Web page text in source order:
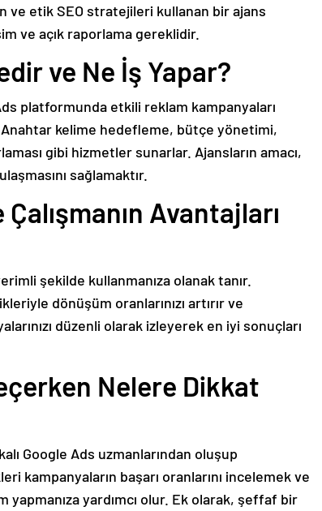
ve etik SEO stratejileri kullanan bir ajans
ve açık raporlama gereklidir.
ve Ne İş Yapar?
platformunda etkili reklam kampanyaları
kelime hedefleme, bütçe yönetimi,
gibi hizmetler sunarlar. Ajansların amacı,
sağlamaktır.
Avantajları
şekilde kullanmanıza olanak tanır.
dönüşüm oranlarınızı artırır ve
düzenli olarak izleyerek en iyi sonuçları
Nelere Dikkat
Google Ads uzmanlarından oluşup
kampanyaların başarı oranlarını incelemek ve
yardımcı olur. Ek olarak, şeffaf bir